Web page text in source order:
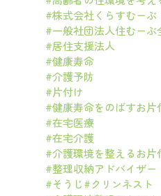
#株式会社くらすむーぶ
#一般社団法人住むーぶ
#居住支援法人
#健康寿命
#介護予防
#片付け
#健康寿命をのばすお片
#在宅医療
#在宅介護
#介護環境を整えるお片
#整理収納アドバイザー
#そうじ#クリンネスト